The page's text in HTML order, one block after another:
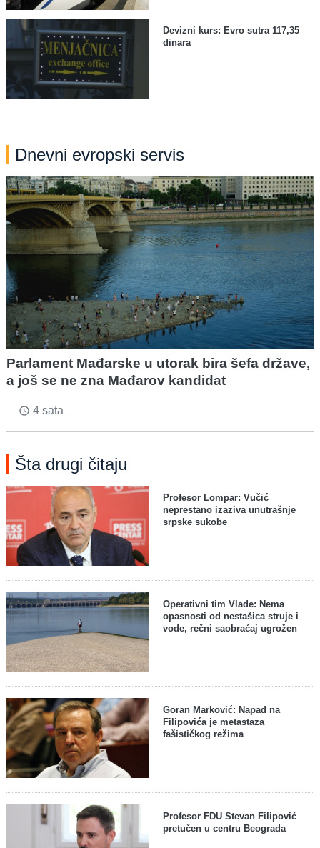
Devizni kurs: Evro sutra 117,35
dinara
Dnevni evropski servis
Parlament Mađarske u utorak bira šefa države,
a još se ne zna Mađarov kandidat
access_time 4 sata
Šta drugi čitaju
Profesor Lompar: Vučić
neprestano izaziva unutrašnje
srpske sukobe
Operativni tim Vlade: Nema
opasnosti od nestašica struje i
vode, rečni saobraćaj ugrožen
Goran Marković: Napad na
Filipovića je metastaza
fašističkog režima
Profesor FDU Stevan Filipović
pretučen u centru Beograda